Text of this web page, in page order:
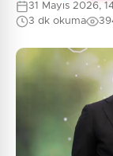
31 Mayıs 2026,
3 dk okuma